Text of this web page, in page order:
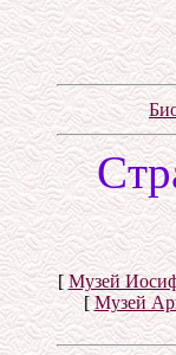
[ Музей
[Музей